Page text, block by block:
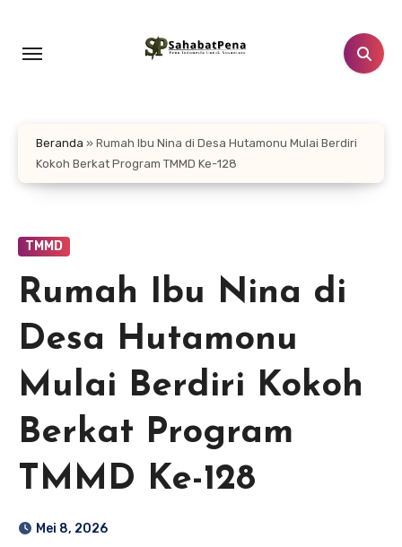
konten
Beranda » Rumah Ibu Nina di Desa Hutamonu Mulai Berdiri
Kokoh Berkat Program TMMD Ke-128
TMMD
Rumah Ibu Nina di
Desa Hutamonu
Mulai Berdiri Kokoh
Berkat Program
TMMD Ke-128
Mei 8, 2026